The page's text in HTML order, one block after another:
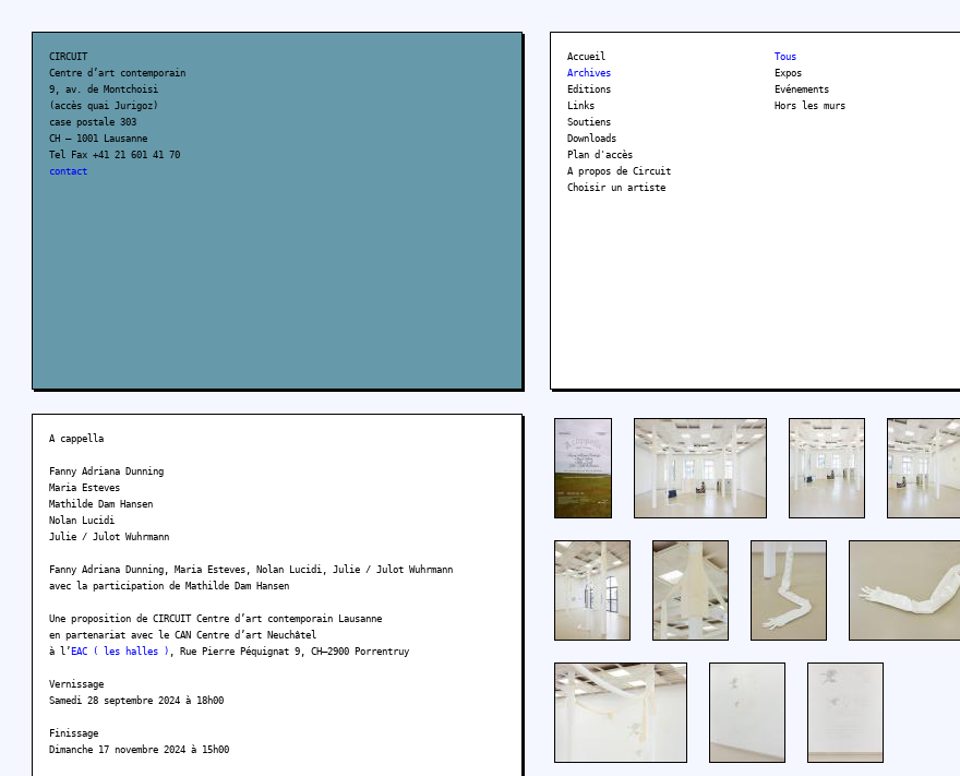
CIRCUIT
Centre d’art contemporain
9, av. de Montchoisi
(accès quai Jurigoz)
case postale 303
CH – 1001 Lausanne
Tel Fax +41 21 601 41 70
contact
Accueil
Archives
Editions
Links
Soutiens
Downloads
Plan d'accès
A propos de Circuit
Tous
Expos
Evénements
Hors les murs
A cappella
Fanny Adriana Dunning
Maria Esteves
Mathilde Dam Hansen
Nolan Lucidi
Julie / Julot Wuhrmann
Fanny Adriana Dunning, Maria Esteves, Nolan Lucidi, Julie / Julot Wuhrmann
avec la participation de Mathilde Dam Hansen
Une proposition de CIRCUIT Centre d’art contemporain Lausanne
en partenariat avec le CAN Centre d’art Neuchâtel
à l’ EAC ( les halles ) , Rue Pierre Péquignat 9, CH–2900 Porrentruy
Vernissage
Samedi 28 septembre 2024 à 18h00
Finissage
Dimanche 17 novembre 2024 à 15h00